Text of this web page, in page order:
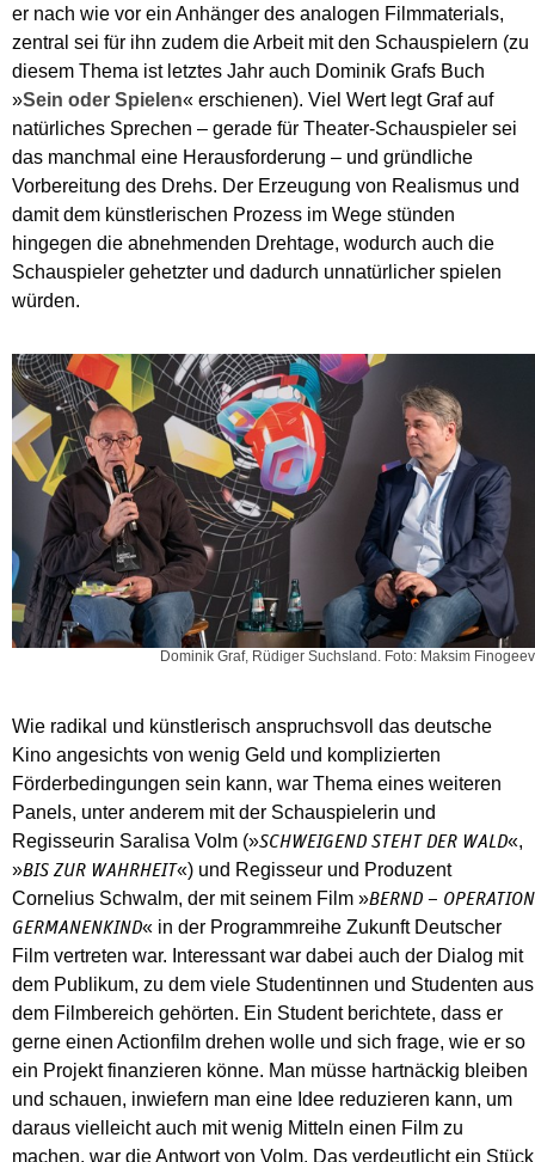
er nach wie vor ein Anhänger des analogen Filmmaterials,
zentral sei für ihn zudem die Arbeit mit den Schauspielern (zu
diesem Thema ist letztes Jahr auch Dominik Grafs Buch
»Sein oder Spielen« erschienen). Viel Wert legt Graf auf
natürliches Sprechen – gerade für Theater-Schauspieler sei
das manchmal eine Herausforderung – und gründliche
Vorbereitung des Drehs. Der Erzeugung von Realismus und
damit dem künstlerischen Prozess im Wege stünden
hingegen die abnehmenden Drehtage, wodurch auch die
Schauspieler gehetzter und dadurch unnatürlicher spielen
würden.
Dominik Graf, Rüdiger Suchsland. Foto: Maksim Finogeev
Wie radikal und künstlerisch anspruchsvoll das deutsche
Kino angesichts von wenig Geld und komplizierten
Förderbedingungen sein kann, war Thema eines weiteren
Panels, unter anderem mit der Schauspielerin und
Regisseurin Saralisa Volm (»SCHWEIGEND STEHT DER WALD«,
»BIS ZUR WAHRHEIT«) und Regisseur und Produzent
Cornelius Schwalm, der mit seinem Film »BERND – OPERATION
GERMANENKIND« in der Programmreihe Zukunft Deutscher
Film vertreten war. Interessant war dabei auch der Dialog mit
dem Publikum, zu dem viele Studentinnen und Studenten aus
dem Filmbereich gehörten. Ein Student berichtete, dass er
gerne einen Actionfilm drehen wolle und sich frage, wie er so
ein Projekt finanzieren könne. Man müsse hartnäckig bleiben
und schauen, inwiefern man eine Idee reduzieren kann, um
daraus vielleicht auch mit wenig Mitteln einen Film zu
machen, war die Antwort von Volm. Das verdeutlicht ein Stück